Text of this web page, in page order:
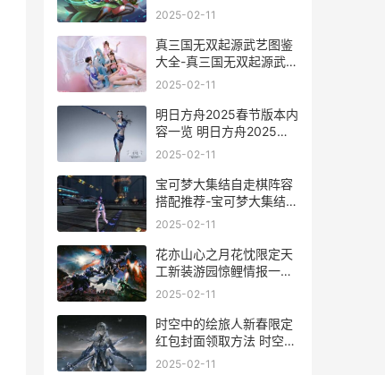
怎么刷新
2025-02-11
真三国无双起源武艺图鉴
大全-真三国无双起源武艺
怎么获取 真三国无双起源
2025-02-11
明日方舟2025春节版本内
容一览 明日方舟2025春
节兑换码
2025-02-11
宝可梦大集结自走棋阵容
搭配推荐-宝可梦大集结自
走棋阵容搭配是什么 宝可
2025-02-11
花亦山心之月花忱限定天
工新装游园惊鲤情报一览
花亦山心之月花尘
2025-02-11
时空中的绘旅人新春限定
红包封面领取方法 时空中
的绘旅人什么时候开服的
2025-02-11